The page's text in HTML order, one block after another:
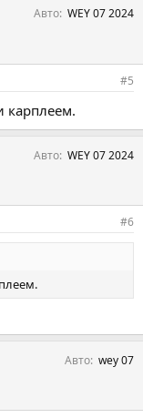
Авто WEY 07 2024
#5
карплеем.
Авто WEY 07 2024
#6
Авто wey 07